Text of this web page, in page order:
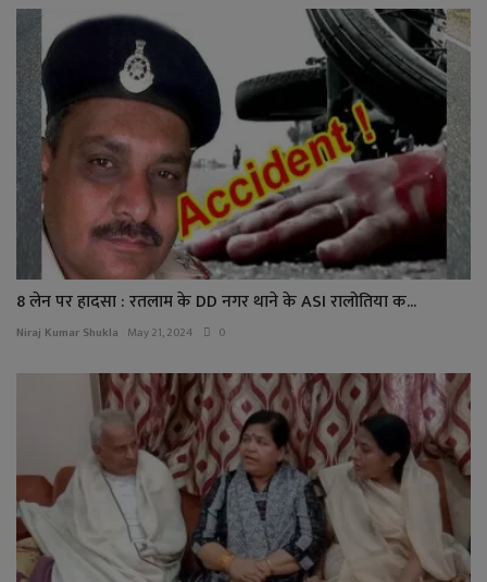
8 लेन पर हादसा : रतलाम के DD नगर थाने के ASI रालोतिया क...
Niraj Kumar Shukla May 21, 2024 0